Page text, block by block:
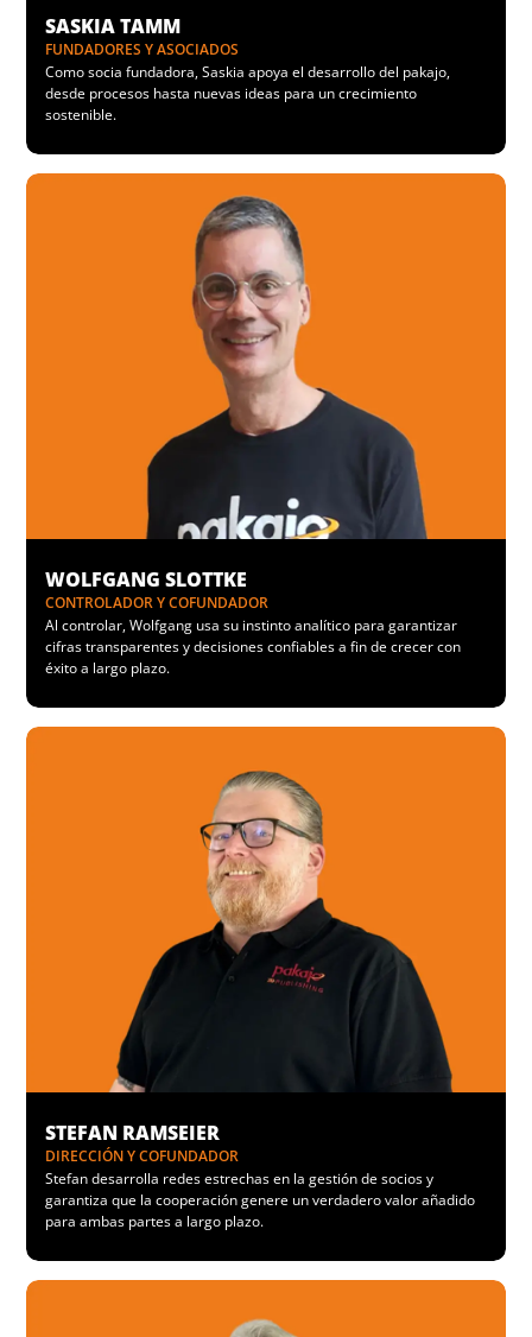
SASKIA TAMM
FUNDADORES Y ASOCIADOS
Como socia fundadora, Saskia apoya el desarrollo del pakajo,
desde procesos hasta nuevas ideas para un crecimiento
sostenible.
WOLFGANG SLOTTKE
CONTROLADOR Y COFUNDADOR
Al controlar, Wolfgang usa su instinto analítico para garantizar
cifras transparentes y decisiones confiables a fin de crecer con
éxito a largo plazo.
STEFAN RAMSEIER
DIRECCIÓN Y COFUNDADOR
Stefan desarrolla redes estrechas en la gestión de socios y
garantiza que la cooperación genere un verdadero valor añadido
para ambas partes a largo plazo.